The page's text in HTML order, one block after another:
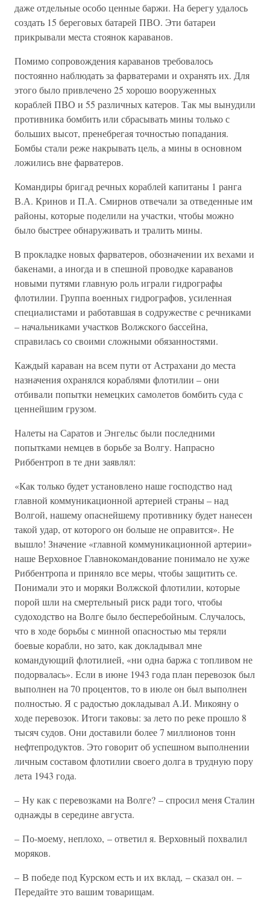
даже отдельные особо ценные баржи. На берегу удалось
создать 15 береговых батарей ПВО. Эти батареи
прикрывали места стоянок караванов.
Помимо сопровождения караванов требовалось
постоянно наблюдать за фарватерами и охранять их. Для
этого было привлечено 25 хорошо вооруженных
кораблей ПВО и 55 различных катеров. Так мы вынудили
противника бомбить или сбрасывать мины только с
больших высот, пренебрегая точностью попадания.
Бомбы стали реже накрывать цель, а мины в основном
ложились вне фарватеров.
Командиры бригад речных кораблей капитаны 1 ранга
В.А. Кринов и П.А. Смирнов отвечали за отведенные им
районы, которые поделили на участки, чтобы можно
было быстрее обнаруживать и тралить мины.
В прокладке новых фарватеров, обозначении их вехами и
бакенами, а иногда и в спешной проводке караванов
новыми путями главную роль играли гидрографы
флотилии. Группа военных гидрографов, усиленная
специалистами и работавшая в содружестве с речниками
– начальниками участков Волжского бассейна,
справилась со своими сложными обязанностями.
Каждый караван на всем пути от Астрахани до места
назначения охранялся кораблями флотилии – они
отбивали попытки немецких самолетов бомбить суда с
ценнейшим грузом.
Налеты на Саратов и Энгельс были последними
попытками немцев в борьбе за Волгу. Напрасно
Риббентроп в те дни заявлял:
«Как только будет установлено наше господство над
главной коммуникационной артерией страны – над
Волгой, нашему опаснейшему противнику будет нанесен
такой удар, от которого он больше не оправится». Не
вышло! Значение «главной коммуникационной артерии»
наше Верховное Главнокомандование понимало не хуже
Риббентропа и приняло все меры, чтобы защитить се.
Понимали это и моряки Волжской флотилии, которые
порой шли на смертельный риск ради того, чтобы
судоходство на Волге было бесперебойным. Случалось,
что в ходе борьбы с минной опасностью мы теряли
боевые корабли, но зато, как докладывал мне
командующий флотилией, «ни одна баржа с топливом не
подорвалась». Если в июне 1943 года план перевозок был
выполнен на 70 процентов, то в июле он был выполнен
полностью. Я с радостью докладывал А.И. Микояну о
ходе перевозок. Итоги таковы: за лето по реке прошло 8
тысяч судов. Они доставили более 7 миллионов тонн
нефтепродуктов. Это говорит об успешном выполнении
личным составом флотилии своего долга в трудную пору
лета 1943 года.
– Ну как с перевозками на Волге? – спросил меня Сталин
однажды в середине августа.
– По-моему, неплохо, – ответил я. Верховный похвалил
моряков.
– В победе под Курском есть и их вклад, – сказал он. –
Передайте это вашим товарищам.